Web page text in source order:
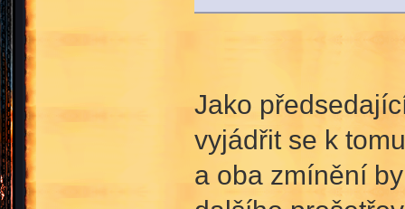
Jako
vyjádřit se k
a oba zmínění